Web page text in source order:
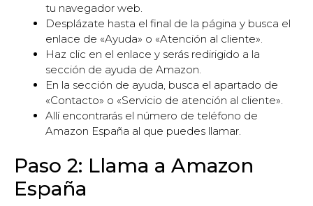
tu navegador web.
Desplázate hasta el final de la página y busca el
enlace de «Ayuda» o «Atención al cliente».
Haz clic en el enlace y serás redirigido a la
sección de ayuda de Amazon.
En la sección de ayuda, busca el apartado de
«Contacto» o «Servicio de atención al cliente».
Allí encontrarás el número de teléfono de
Amazon España al que puedes llamar.
Paso 2: Llama a Amazon
España